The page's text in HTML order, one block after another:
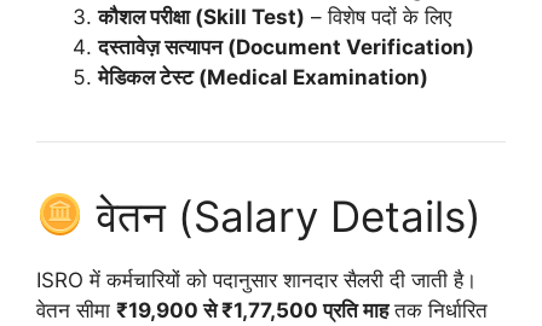
कौशल परीक्षा (Skill Test) – विशेष पदों के लिए
दस्तावेज़ सत्यापन (Document Verification)
मेडिकल टेस्ट (Medical Examination)
वेतन (Salary Details)
ISRO में कर्मचारियों को पदानुसार शानदार सैलरी दी जाती है।
वेतन सीमा ₹19,900 से ₹1,77,500 प्रति माहतक निर्धारित